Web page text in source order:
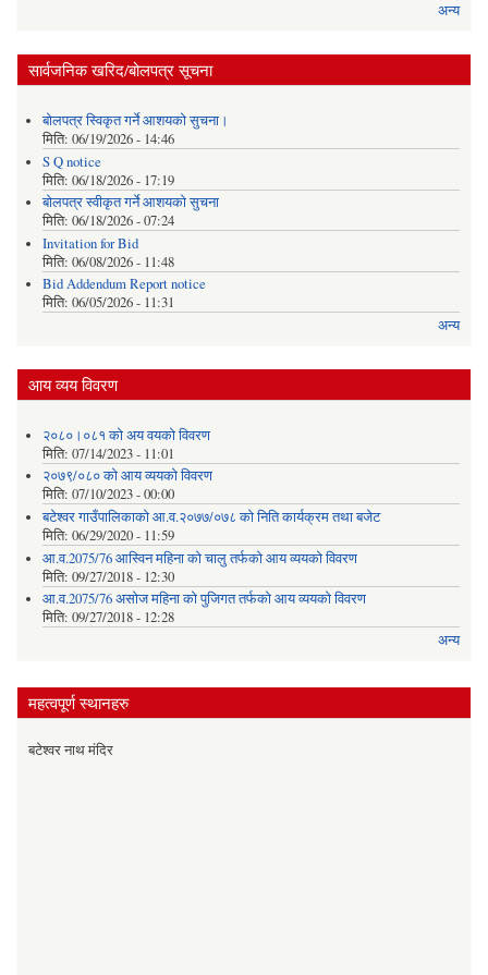
अन्य
सार्वजनिक खरिद/बोलपत्र सूचना
बोलपत्र स्विकृत गर्ने आशयको सुचना।
मिति: 06/19/2026 - 14:46
S Q notice
मिति: 06/18/2026 - 17:19
बोलपत्र स्वीकृत गर्ने आशयको सुचना
मिति: 06/18/2026 - 07:24
Invitation for Bid
मिति: 06/08/2026 - 11:48
Bid Addendum Report notice
मिति: 06/05/2026 - 11:31
अन्य
आय व्यय विवरण
२०८०।०८१ को अय वयको विवरण
मिति: 07/14/2023 - 11:01
२०७९/०८० को आय व्ययको विवरण
मिति: 07/10/2023 - 00:00
बटेश्वर गाउँपालिकाको आ.व.२०७७/०७८ को निति कार्यक्रम तथा बजेट
मिति: 06/29/2020 - 11:59
आ.व.2075/76 आस्विन महिना को चालु तर्फको आय व्ययको विवरण
मिति: 09/27/2018 - 12:30
आ.व.2075/76 असोज महिना को पुजिगत तर्फको आय व्ययको विवरण
मिति: 09/27/2018 - 12:28
अन्य
महत्वपूर्ण स्थानहरु
बटेश्वर नाथ मंदिर